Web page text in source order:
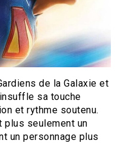
de la Galaxie et
sa touche
et rythme soutenu.
plus seulement un
un personnage plus